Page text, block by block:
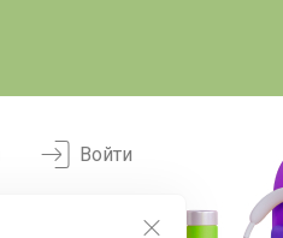
Войти